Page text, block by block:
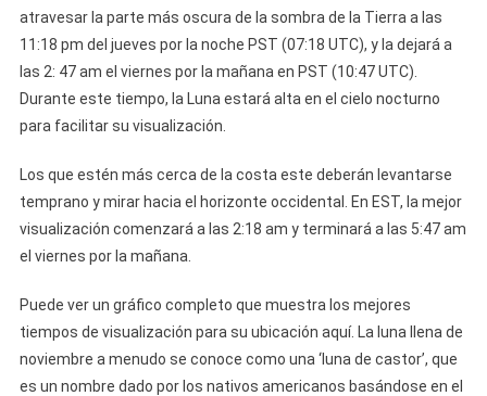
atravesar la parte más oscura de la sombra de la Tierra a las
11:18 pm del jueves por la noche PST (07:18 UTC), y la dejará a
las 2: 47 am el viernes por la mañana en PST (10:47 UTC).
Durante este tiempo, la Luna estará alta en el cielo nocturno
para facilitar su visualización.
Los que estén más cerca de la costa este deberán levantarse
temprano y mirar hacia el horizonte occidental. En EST, la mejor
visualización comenzará a las 2:18 am y terminará a las 5:47 am
el viernes por la mañana.
Puede ver un gráfico completo que muestra los mejores
tiempos de visualización para su ubicación aquí. La luna llena de
noviembre a menudo se conoce como una ‘luna de castor’, que
es un nombre dado por los nativos americanos basándose en el